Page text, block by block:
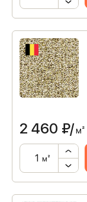
2 460 ₽/м²
м²